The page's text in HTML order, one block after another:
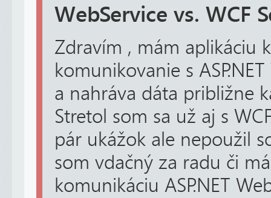
WebService vs. WCF
Zdravím , mám aplikáciu
komunikovanie s
a nahráva dáta približne
Stretol som sa už aj s
pár ukážok ale nepoužil
som vdačný za radu či
komunikáciu ASP.NET